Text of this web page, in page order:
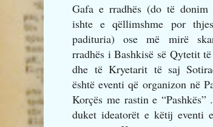
Gafa e rradhës (do të donim
ishte e qëllimshme por
padituria) ose më mirë
rradhës i Bashkisë së Qytetit
dhe të Kryetarit të saj
është eventi që organizon në
Korçës me rastin e “Pashkës”
duket ideatorët e këtij eventi